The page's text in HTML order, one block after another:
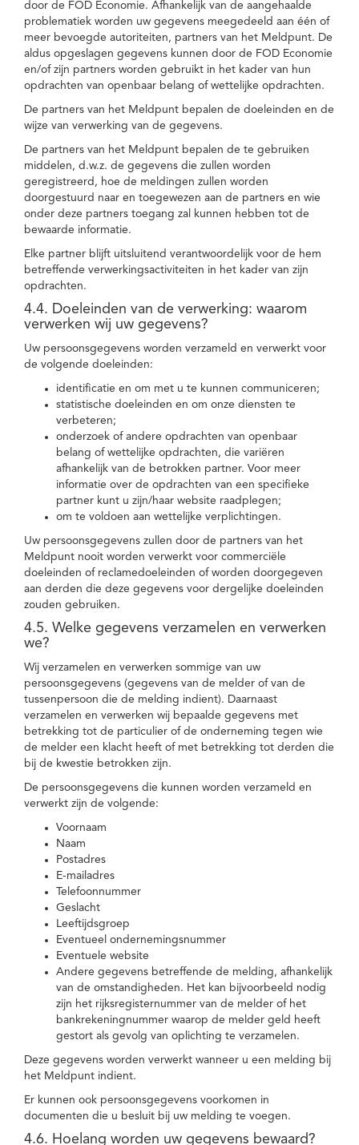
door de FOD Economie. Afhankelijk van de aangehaalde
problematiek worden uw gegevens meegedeeld aan één of
meer bevoegde autoriteiten, partners van het Meldpunt. De
aldus opgeslagen gegevens kunnen door de FOD Economie
en/of zijn partners worden gebruikt in het kader van hun
opdrachten van openbaar belang of wettelijke opdrachten.
De partners van het Meldpunt bepalen de doeleinden en de
wijze van verwerking van de gegevens.
De partners van het Meldpunt bepalen de te gebruiken
middelen, d.w.z. de gegevens die zullen worden
geregistreerd, hoe de meldingen zullen worden
doorgestuurd naar en toegewezen aan de partners en wie
onder deze partners toegang zal kunnen hebben tot de
bewaarde informatie.
Elke partner blijft uitsluitend verantwoordelijk voor de hem
betreffende verwerkingsactiviteiten in het kader van zijn
opdrachten.
4.4. Doeleinden van de verwerking: waarom
verwerken wij uw gegevens?
Uw persoonsgegevens worden verzameld en verwerkt voor
de volgende doeleinden:
identificatie en om met u te kunnen communiceren;
statistische doeleinden en om onze diensten te
verbeteren;
onderzoek of andere opdrachten van openbaar
belang of wettelijke opdrachten, die variëren
afhankelijk van de betrokken partner. Voor meer
informatie over de opdrachten van een specifieke
partner kunt u zijn/haar website raadplegen;
om te voldoen aan wettelijke verplichtingen.
Uw persoonsgegevens zullen door de partners van het
Meldpunt nooit worden verwerkt voor commerciële
doeleinden of reclamedoeleinden of worden doorgegeven
aan derden die deze gegevens voor dergelijke doeleinden
zouden gebruiken.
4.5. Welke gegevens verzamelen en verwerken
we?
Wij verzamelen en verwerken sommige van uw
persoonsgegevens (gegevens van de melder of van de
tussenpersoon die de melding indient). Daarnaast
verzamelen en verwerken wij bepaalde gegevens met
betrekking tot de particulier of de onderneming tegen wie
de melder een klacht heeft of met betrekking tot derden die
bij de kwestie betrokken zijn.
De persoonsgegevens die kunnen worden verzameld en
verwerkt zijn de volgende:
Voornaam
Naam
Postadres
E-mailadres
Telefoonnummer
Geslacht
Leeftijdsgroep
Eventueel ondernemingsnummer
Eventuele website
Andere gegevens betreffende de melding, afhankelijk
van de omstandigheden. Het kan bijvoorbeeld nodig
zijn het rijksregisternummer van de melder of het
bankrekeningnummer waarop de melder geld heeft
gestort als gevolg van oplichting te verzamelen.
Deze gegevens worden verwerkt wanneer u een melding bij
het Meldpunt indient.
Er kunnen ook persoonsgegevens voorkomen in
documenten die u besluit bij uw melding te voegen.
4.6. Hoelang worden uw gegevens bewaard?